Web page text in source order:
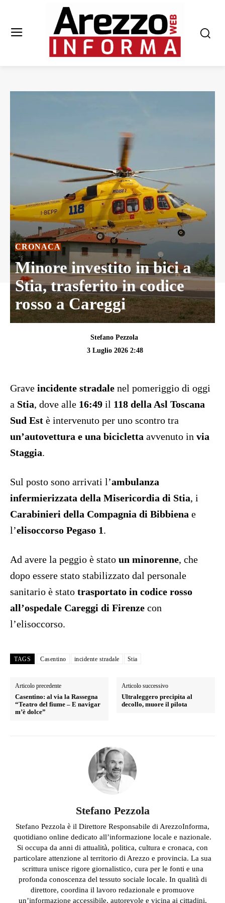
CRONACA
Minore investito in bici a
Stia, trasferito in codice
rosso a Careggi
Stefano Pezzola
3 Luglio 2026 2:48
Grave incidente stradale nel pomeriggio di oggi
a Stia, dove alle 16:49 il 118 della Asl Toscana
Sud Est è intervenuto per uno scontro tra
un’autovettura e una bicicletta avvenuto in via
Staggia.
Sul posto sono arrivati l’ambulanza
infermierizzata della Misericordia di Stia, i
Carabinieri della Compagnia di Bibbiena e
l’elisoccorso Pegaso 1.
Ad avere la peggio è stato un minorenne, che
dopo essere stato stabilizzato dal personale
sanitario è stato trasportato in codice rosso
all’ospedale Careggi di Firenze con
l’elisoccorso.
TAGS Casentino incidente stradale Stia
Articolo precedente
Casentino: al via la Rassegna
“Teatro del fiume – E navigar
m’è dolce”
Articolo successivo
Ultraleggero precipita al
decollo, muore il pilota
Stefano Pezzola
Stefano Pezzola è il Direttore Responsabile di ArezzoInforma,
quotidiano online dedicato all’informazione locale e nazionale.
Si occupa da anni di attualità, politica, cultura e cronaca, con
particolare attenzione al territorio di Arezzo e provincia. La sua
scrittura unisce rigore giornalistico, cura per le fonti e una
profonda conoscenza del tessuto sociale locale. In qualità di
direttore, coordina il lavoro redazionale e promuove
un’informazione accessibile, autorevole e vicina ai cittadini,